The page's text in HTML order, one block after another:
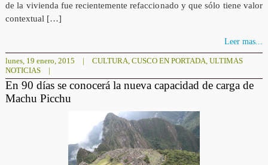
de la vivienda fue recientemente refaccionado y que sólo tiene valor
contextual […]
Leer mas...
lunes, 19 enero, 2015 | CULTURA, CUSCO EN PORTADA, ULTIMAS
NOTICIAS
|
En 90 días se conocerá la nueva capacidad de carga de
Machu Picchu